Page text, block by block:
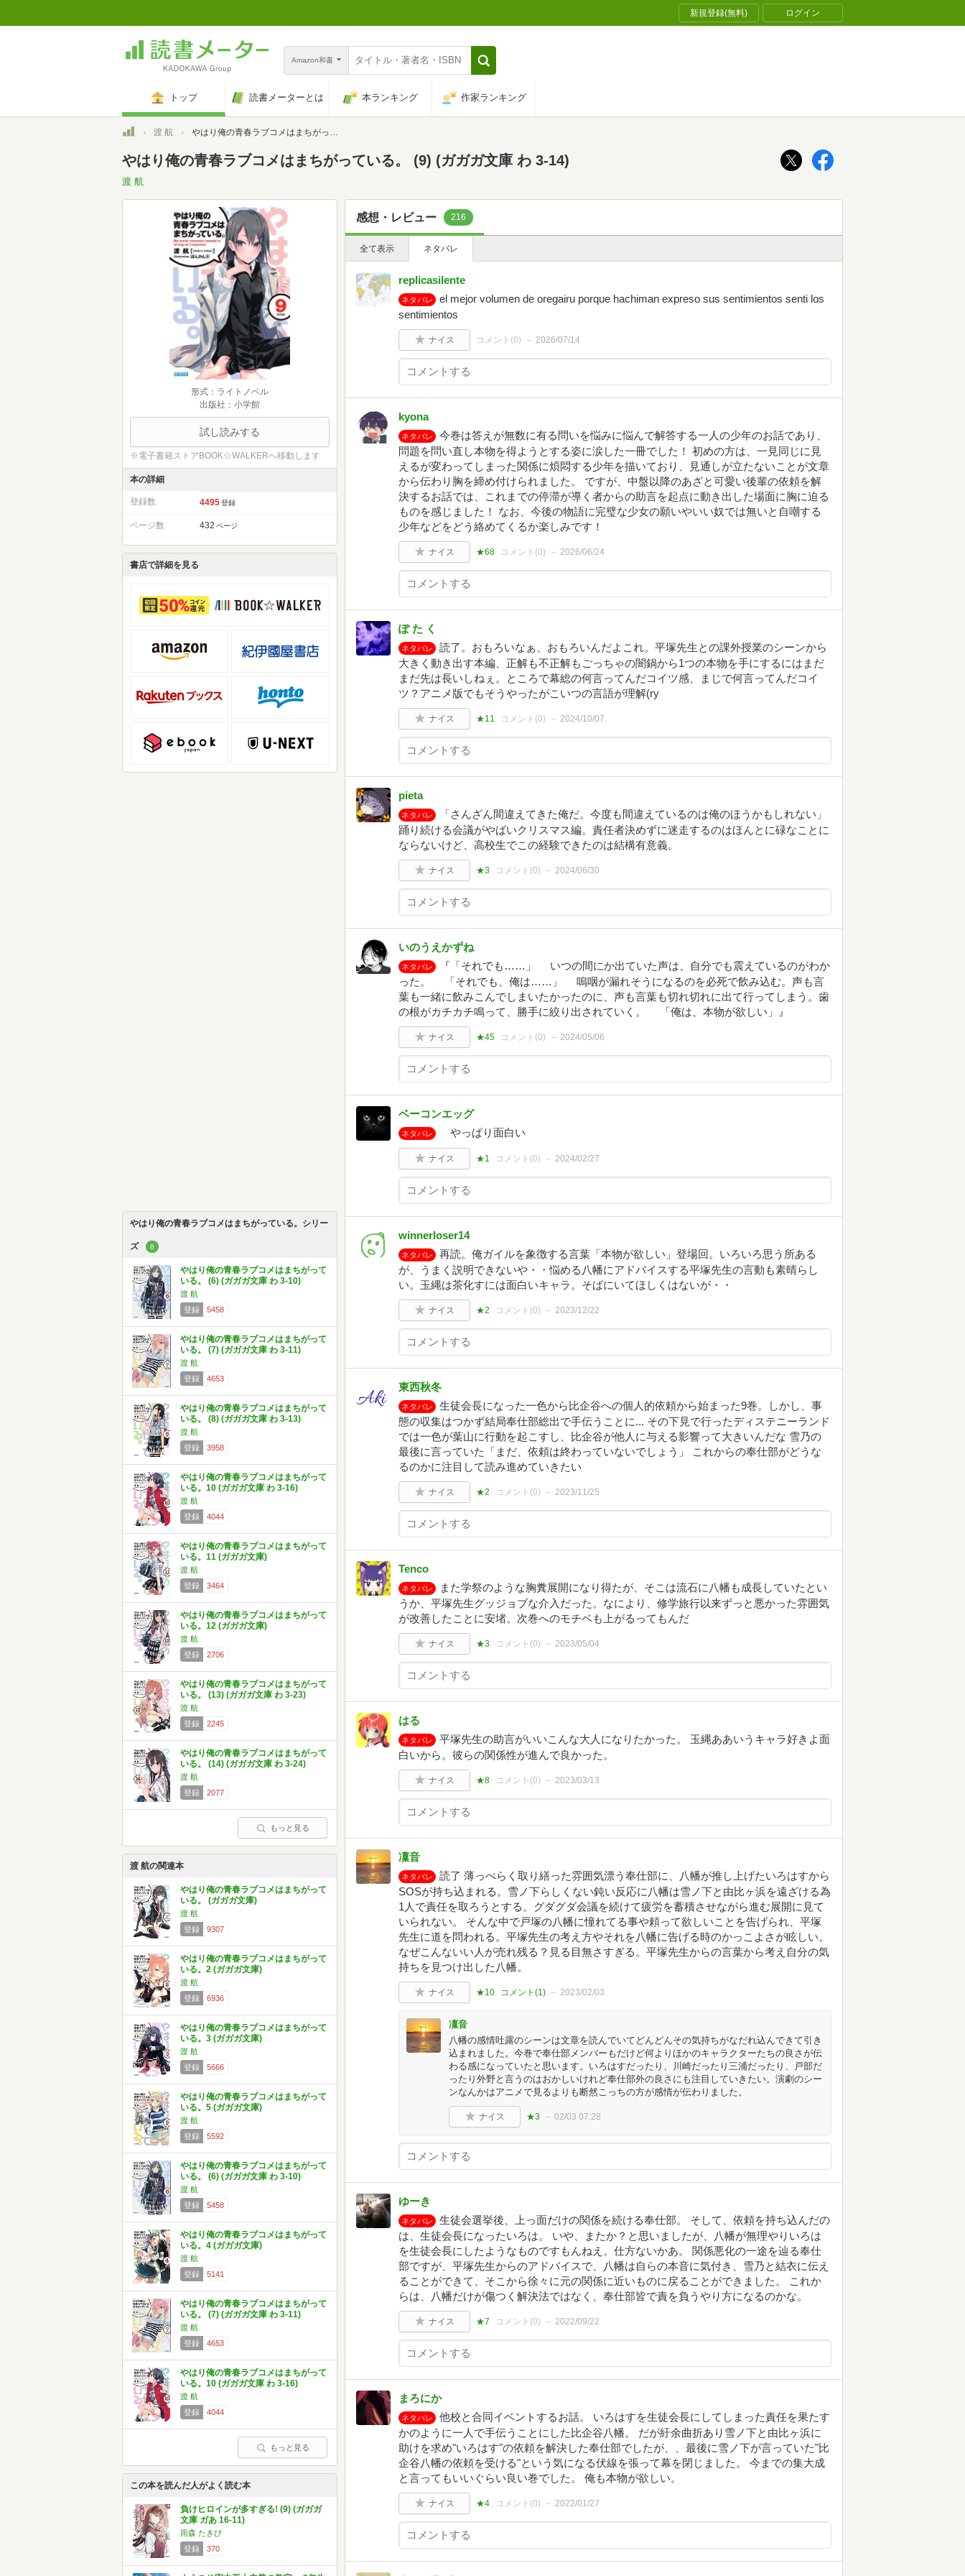
新規登録(無料) ログイン
Amazon和書
トップ 読書メーターとは 本ランキング 作家ランキング
トップ渡 航 やはり俺の青春ラブコメはまちがっている。 (9) (ガガガ文庫 わ 3-14)
やはり俺の青春ラブコメはまちがっている。 (9) (ガガガ文庫 わ 3-14)
渡 航
形式：ライトノベル
出版社：小学館
試し読みする
※電子書籍ストアBOOK☆WALKERへ移動します
本の詳細
登録数 4495 登録
ページ数 432 ページ
書店で詳細を見る
やはり俺の青春ラブコメはまちがっている。シリー
ズ 8
やはり俺の青春ラブコメはまちがって
いる。 (6) (ガガガ文庫 わ 3-10)
渡 航
登録
5458
やはり俺の青春ラブコメはまちがって
いる。 (7) (ガガガ文庫 わ 3-11)
渡 航
登録
4653
やはり俺の青春ラブコメはまちがって
いる。 (8) (ガガガ文庫 わ 3-13)
渡 航
登録
3958
やはり俺の青春ラブコメはまちがって
いる。10 (ガガガ文庫 わ 3-16)
渡 航
登録
4044
やはり俺の青春ラブコメはまちがって
いる。11 (ガガガ文庫)
渡 航
登録
3464
やはり俺の青春ラブコメはまちがって
いる。12 (ガガガ文庫)
渡 航
登録
2706
やはり俺の青春ラブコメはまちがって
いる。 (13) (ガガガ文庫 わ 3-23)
渡 航
登録
2245
やはり俺の青春ラブコメはまちがって
いる。 (14) (ガガガ文庫 わ 3-24)
渡 航
登録
2077
もっと見る
渡 航の関連本
やはり俺の青春ラブコメはまちがって
いる。 (ガガガ文庫)
渡 航
登録
9307
やはり俺の青春ラブコメはまちがって
いる。2 (ガガガ文庫)
渡 航
登録
6936
やはり俺の青春ラブコメはまちがって
いる。3 (ガガガ文庫)
渡 航
登録
5666
やはり俺の青春ラブコメはまちがって
いる。5 (ガガガ文庫)
渡 航
登録
5592
やはり俺の青春ラブコメはまちがって
いる。 (6) (ガガガ文庫 わ 3-10)
渡 航
登録
5458
やはり俺の青春ラブコメはまちがって
いる。4 (ガガガ文庫)
渡 航
登録
5141
やはり俺の青春ラブコメはまちがって
いる。 (7) (ガガガ文庫 わ 3-11)
渡 航
登録
4653
やはり俺の青春ラブコメはまちがって
いる。10 (ガガガ文庫 わ 3-16)
渡 航
登録
4044
もっと見る
この本を読んだ人がよく読む本
負けヒロインが多すぎる! (9) (ガガガ
文庫 ガあ 16-11)
雨森 たきび
登録
370
感想・レビュー 216
全て表示 ネタバレ
replicasilente
ネタバレ
el mejor volumen de oregairu porque hachiman expreso sus sentimientos senti los
sentimientos
ナイス コメント(0) 2026/07/14
kyona
ネタバレ
今巻は答えが無数に有る問いを悩みに悩んで解答する一人の少年のお話であり、
問題を問い直し本物を得ようとする姿に涙した一冊でした！ 初めの方は、一見同じに見
えるが変わってしまった関係に煩悶する少年を描いており、見通しが立たないことが文章
から伝わり胸を締め付けられました。 ですが、中盤以降のあざと可愛い後輩の依頼を解
決するお話では、これまでの停滞が導く者からの助言を起点に動き出した場面に胸に迫る
ものを感じました！ なお、今後の物語に完璧な少女の願いやいい奴では無いと自嘲する
少年などをどう絡めてくるか楽しみです！
ナイス ★68 コメント(0) 2026/06/24
ぽ た く
ネタバレ
読了。おもろいなぁ、おもろいんだよこれ。平塚先生との課外授業のシーンから
大きく動き出す本編、正解も不正解もごっちゃの闇鍋から1つの本物を手にするにはまだ
まだ先は長いしねぇ。ところで幕総の何言ってんだコイツ感、まじで何言ってんだコイ
ツ？アニメ版でもそうやったがこいつの言語が理解(ry
ナイス ★11 コメント(0) 2024/10/07
pieta
ネタバレ
「さんざん間違えてきた俺だ。今度も間違えているのは俺のほうかもしれない」
踊り続ける会議がやばいクリスマス編。責任者決めずに迷走するのはほんとに碌なことに
ならないけど、高校生でこの経験できたのは結構有意義。
ナイス ★3 コメント(0) 2024/06/30
いのうえかずね
ネタバレ
『「それでも……」 いつの間にか出ていた声は、自分でも震えているのがわか
った。 「それでも、俺は……」 嗚咽が漏れそうになるのを必死で飲み込む。声も言
葉も一緒に飲みこんでしまいたかったのに、声も言葉も切れ切れに出て行ってしまう。歯
の根がカチカチ鳴って、勝手に絞り出されていく。 「俺は、本物が欲しい」』
ナイス ★45 コメント(0) 2024/05/06
ベーコンエッグ
ネタバレ やっぱり面白い
ナイス ★1 コメント(0) 2024/02/27
winnerloser14
ネタバレ
再読。俺ガイルを象徴する言葉「本物が欲しい」登場回。いろいろ思う所ある
が、うまく説明できないや・・悩める八幡にアドバイスする平塚先生の言動も素晴らし
い。玉縄は茶化すには面白いキャラ。そばにいてほしくはないが・・
ナイス ★2 コメント(0) 2023/12/22
東西秋冬
ネタバレ
生徒会長になった一色から比企谷への個人的依頼から始まった9巻。しかし、事
態の収集はつかず結局奉仕部総出で手伝うことに... その下見で行ったディステニーランド
では一色が葉山に行動を起こすし、比企谷が他人に与える影響って大きいんだな 雪乃の
最後に言っていた「まだ、依頼は終わっていないでしょう」 これからの奉仕部がどうな
るのかに注目して読み進めていきたい
ナイス ★2 コメント(0) 2023/11/25
Tenco
ネタバレ
また学祭のような胸糞展開になり得たが、そこは流石に八幡も成長していたとい
うか、平塚先生グッジョブな介入だった。なにより、修学旅行以来ずっと悪かった雰囲気
が改善したことに安堵。次巻へのモチベも上がるってもんだ
ナイス ★3 コメント(0) 2023/05/04
はる
ネタバレ
平塚先生の助言がいいこんな大人になりたかった。 玉縄ああいうキャラ好きよ面
白いから。彼らの関係性が進んで良かった。
ナイス ★8 コメント(0) 2023/03/13
凜音
ネタバレ
読了 薄っぺらく取り繕った雰囲気漂う奉仕部に、八幡が推し上げたいろはすから
SOSが持ち込まれる。雪ノ下らしくない鈍い反応に八幡は雪ノ下と由比ヶ浜を遠ざける為
1人で責任を取ろうとする。グダグダ会議を続けて疲労を蓄積させながら進む展開に見て
いられない。 そんな中で戸塚の八幡に憧れてる事や頼って欲しいことを告げられ、平塚
先生に道を問われる。平塚先生の考え方やそれを八幡に告げる時のかっこよさが眩しい。
なぜこんないい人が売れ残る？見る目無さすぎる。平塚先生からの言葉から考え自分の気
持ちを見つけ出した八幡。
ナイス ★10 コメント(1) 2023/02/03
凜音
八幡の感情吐露のシーンは文章を読んでいてどんどんその気持ちがなだれ込んできて引き
込まれました。今巻で奉仕部メンバーもだけど何よりほかのキャラクターたちの良さが伝
わる感になっていたと思います。いろはすだったり、川崎だったり三浦だったり、戸部だ
ったり外野と言うのはおかしいけれど奉仕部外の良さにも注目していきたい。演劇のシー
ンなんかはアニメで見るよりも断然こっちの方が感情が伝わりました。
ナイス ★3 02/03 07:28
ゆーき
ネタバレ
生徒会選挙後、上っ面だけの関係を続ける奉仕部。 そして、依頼を持ち込んだの
は、生徒会長になったいろは。 いや、またか？と思いましたが、八幡が無理やりいろは
を生徒会長にしたようなものですもんねえ。仕方ないかあ。 関係悪化の一途を辿る奉仕
部ですが、平塚先生からのアドバイスで、八幡は自らの本音に気付き、雪乃と結衣に伝え
ることができて、そこから徐々に元の関係に近いものに戻ることができました。 これか
らは、八幡だけが傷つく解決法ではなく、奉仕部皆で責を負うやり方になるのかな。
ナイス ★7 コメント(0) 2022/09/22
まろにか
ネタバレ
他校と合同イベントするお話。 いろはすを生徒会長にしてしまった責任を果たす
かのように一人で手伝うことにした比企谷八幡。 だが紆余曲折あり雪ノ下と由比ヶ浜に
助けを求め"いろはす"の依頼を解決した奉仕部でしたが、、最後に雪ノ下が言っていた"比
企谷八幡の依頼を受ける"という気になる伏線を張って幕を閉じました。 今までの集大成
と言ってもいいぐらい良い巻でした。 俺も本物が欲しい。
ナイス ★4 コメント(0) 2022/01/27